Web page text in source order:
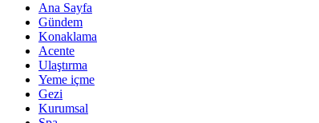
Ana Sayfa
Gündem
Konaklama
Acente
Ulaştırma
Yeme içme
Gezi
Kurumsal